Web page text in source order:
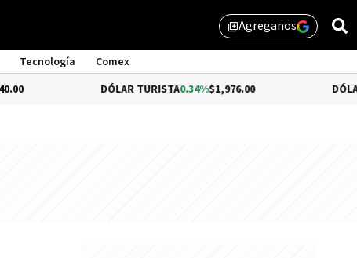
library_addAgreganos
Tecnología
Comex
DÓLAR TURISTA0.34%$1,976.00 DÓLAR MEP